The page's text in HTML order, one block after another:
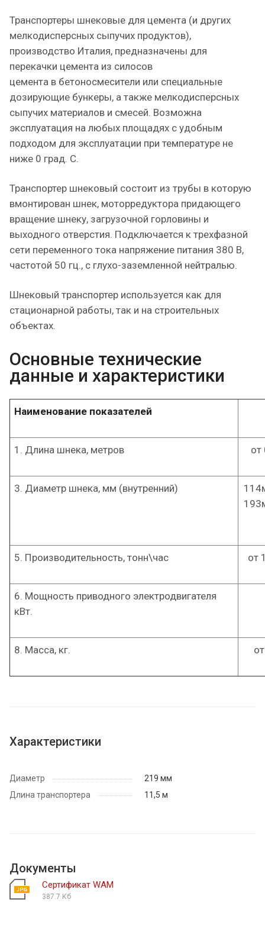
Транспортеры шнековые для цемента (и других
мелкодисперсных сыпучих продуктов),
производство Италия, предназначены для
перекачки цемента из силосов
цемента в бетоносмесители или специальные
дозирующие бункеры, а также мелкодисперсных
сыпучих материалов и смесей. Возможна
эксплуатация на любых площадях с удобным
подходом для эксплуатации при температуре не
ниже 0 град. С.
Транспортер шнековый состоит из трубы в которую
вмонтирован шнек, моторредуктора придающего
вращение шнеку, загрузочной горловины и
выходного отверстия. Подключается к трехфазной
сети переменного тока напряжение питания 380 В,
частотой 50 гц., с глухо-заземленной нейтралью.
Шнековый транспортер используется как для
стационарной работы, так и на строительных
объектах.
Основные технические
данные и характеристики
Наименование показателей
1. Длина шнека, метров от
3. Диаметр шнека, мм (внутренний)
5. Производительность, тонн\час от
6. Мощность приводного электродвигателя
кВт.
8. Масса, кг.
Характеристики
Диаметр
219 мм
Длина транспортера
11,5 м
Документы
Сертификат WAM
387.7 Кб